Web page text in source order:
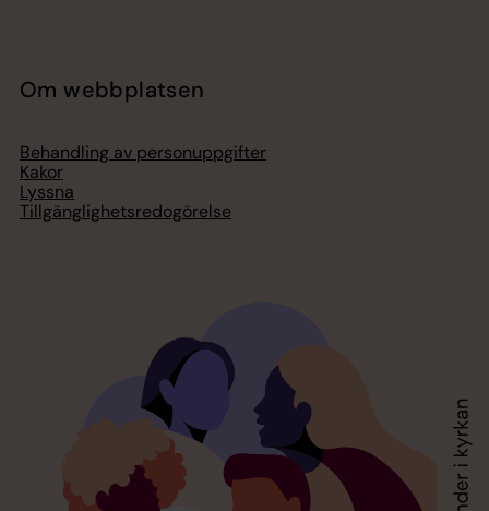
Om webbplatsen
Behandling av personuppgifter
Kakor
Lyssna
Tillgänglighetsredogörelse